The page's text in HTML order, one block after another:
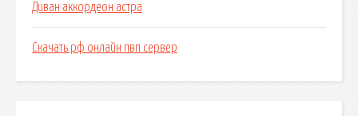
Диван аккордеон астра
Скачать рф онлайн пвп сервер